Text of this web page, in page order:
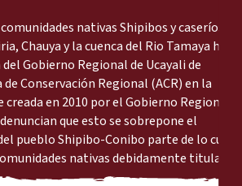
recursos
prensa
nativas Shipibos y caseríos
Chauya y la cuenca del Rio Tamaya han
Gobierno Regional de Ucayali de
Conservación Regional (ACR) en la
en 2010 por el Gobierno Regional
que esto se sobrepone el
pueblo Shipibo-Conibo parte de lo cual
nativas debidamente tituladas.